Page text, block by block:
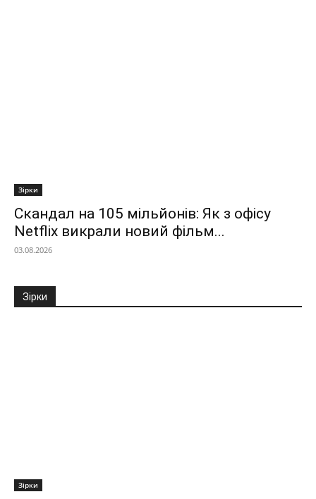
Зірки
Скандал на 105 мільйонів: Як з офісу
Netflix викрали новий фільм...
03.08.2026
Зірки
Зірки